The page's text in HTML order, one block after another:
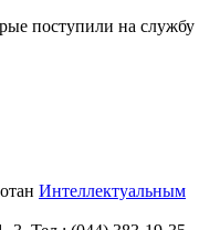
поступили на службу
Интеллектуальным